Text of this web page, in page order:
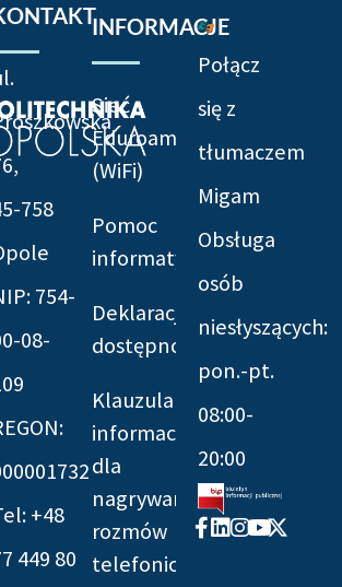
758
754-
08-
+48
449 80
INFORMACJE
Sieć
Eduroam
(WiFi)
Pomoc
informatyczna
Deklaracja
dostępności
Klauzula
informacyjna
dla
nagrywania
rozmów
telefonicznych
Połącz
się z
tłumaczem
Migam
Obsługa
osób
niesłyszących:
pon.-pt.
08:00-
20:00
Facebook-
f
Linkedin
Instagram
Youtube
X-
twitter